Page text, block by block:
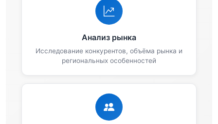
Анализ рынка
Исследование конкурентов, объёма рынка и
региональных особенностей